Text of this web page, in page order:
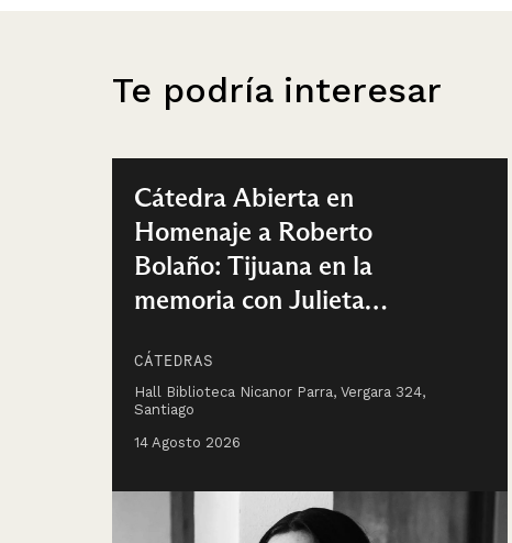
Te podría interesar
Cátedra Abierta en
Homenaje a Roberto
Bolaño: Tijuana en la
memoria con Julieta
CÁTEDRAS
Hall Biblioteca Nicanor Parra, Vergara 324,
Santiago
14 Agosto 2026